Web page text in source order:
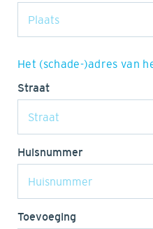
Het (schade-)adres van
Straat
Huisnummer
Toevoeging